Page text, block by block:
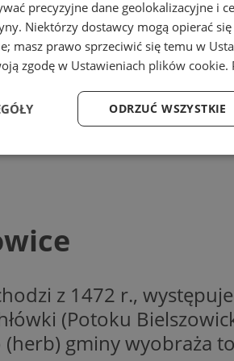
z 1472 r.,
(Potoku
gminy wyobraża
precyzyjne dane geolokalizacyjne i
Niektórzy dostawcy mogą opierać
masz prawo sprzeciwić się temu w
zgodę w Ustawieniach plików cookie.
ODRZUĆ WSZYSTKIE
Wydajność Targetowanie
umożliwiają korzystanie z podstawowych funkcji
Bez niezbędnych plików cookie nie można
Provider/
Domena
Okres
przechowywania